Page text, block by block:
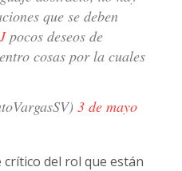
que se deben
pocos deseos de
cosas por la cuales
3 de mayo
crítico del rol que están